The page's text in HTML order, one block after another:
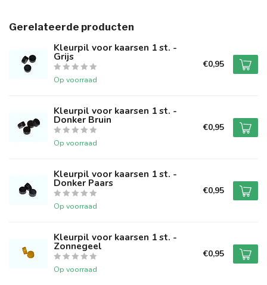
Gerelateerde producten
Kleurpil voor kaarsen 1 st. -
Grijs
Op voorraad
€0,95
Kleurpil voor kaarsen 1 st. -
Donker Bruin
Op voorraad
€0,95
Kleurpil voor kaarsen 1 st. -
Donker Paars
Op voorraad
€0,95
Kleurpil voor kaarsen 1 st. -
Zonnegeel
Op voorraad
€0,95